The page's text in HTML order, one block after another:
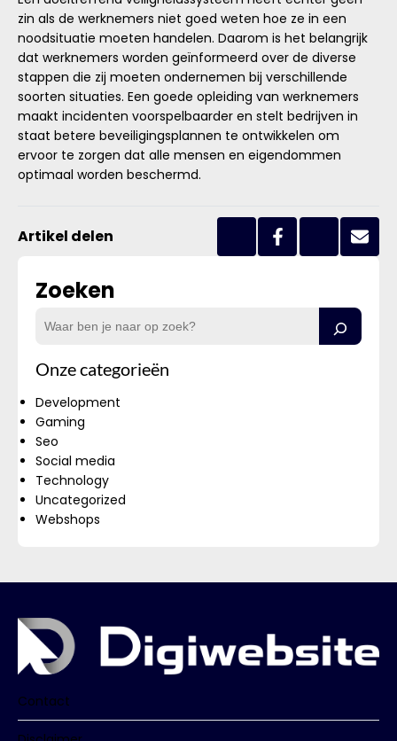
zin als de werknemers niet goed weten hoe ze in een
noodsituatie moeten handelen. Daarom is het belangrijk
dat werknemers worden geïnformeerd over de diverse
stappen die zij moeten ondernemen bij verschillende
soorten situaties. Een goede opleiding van werknemers
maakt incidenten voorspelbaarder en stelt bedrijven in
staat betere beveiligingsplannen te ontwikkelen om
ervoor te zorgen dat alle mensen en eigendommen
optimaal worden beschermd.
Artikel delen
Zoeken
Onze categorieën
Development
Gaming
Seo
Social media
Technology
Uncategorized
Webshops
Contact